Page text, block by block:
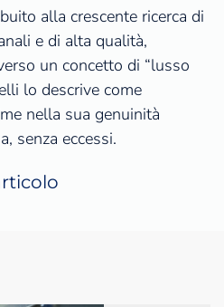
alla crescente ricerca di
e di alta qualità,
un concetto di “lusso
lo descrive come
nella sua genuinità
senza eccessi.